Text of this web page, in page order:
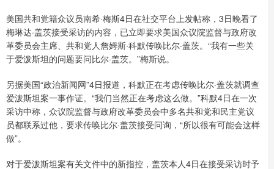
美国共和党籍众议员南希·梅斯4日在社交平台上发帖称，3日晚看了
梅琳达·盖茨接受采访的内容，已立即要求美国众议院监督与政府改
革委员会主席、共和党人詹姆斯·科默传唤比尔·盖茨。“我有一些关
于爱泼斯坦的问题要问比尔·盖茨。”梅斯说。
另据美国“政治新闻网”4日报道，科默正在考虑传唤比尔·盖茨就调查
爱泼斯坦案一事作证。“我们当然正在考虑这么做。”科默4日在一次
采访中称，众议院监督与政府改革委员会中多名共和党和民主党议
员都联系过他，要求传唤比尔·盖茨接受问询，“所以很有可能会这样
做”。
对于爱泼斯坦案有关文件中的新指控，盖茨本人4日在接受采访时予